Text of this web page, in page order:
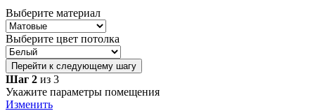
Выберите материал
Выберите цвет потолка
Перейти к следующему шагу
Шаг 2 из 3
Укажите параметры помещения
Изменить